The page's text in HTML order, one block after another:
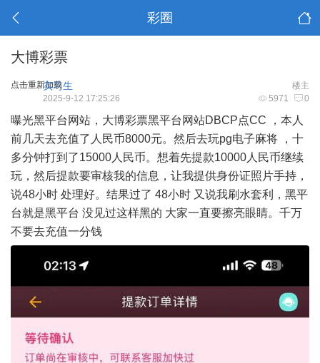
彩圈
大博彩票
点击重新加载 楼主
实习生
5971 0
2025-9-12 17:25:26
曝光黑平台网站，大博彩票黑平台网站DBCP点CC ，本人
前几天去充值了人民币8000元。然后去玩pg电子麻将 ，十
多分钟打到了15000人民币。想着先提款10000人民币继续
玩，然后提款要审核我的信息，让我提供身份证照片手持，
说48小时 处理好。结果过了 48小时 又说我刷水套利，黑平
台就是黑平台 没见过这样黑的 大家一直要擦亮眼睛。千万
不要去充值一分钱